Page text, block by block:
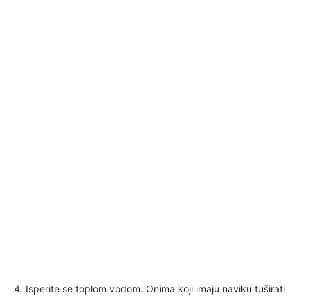
4. Isperite se toplom vodom. Onima koji imaju naviku tuširati